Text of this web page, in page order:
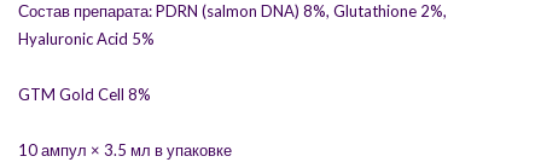
Состав препарата: PDRN (salmon DNA) 8%, Glutathione 2%,
Hyaluronic Acid 5%
GTM Gold Cell 8%
10 ампул × 3.5 мл в упаковке